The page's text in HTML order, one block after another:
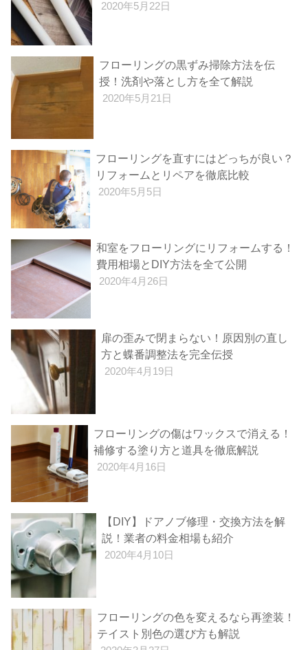
2020年5月22日
フローリングの黒ずみ掃除方法を伝
授！洗剤や落とし方を全て解説
2020年5月21日
フローリングを直すにはどっちが良い？
リフォームとリペアを徹底比較
2020年5月5日
和室をフローリングにリフォームする！
費用相場とDIY方法を全て公開
2020年4月26日
扉の歪みで閉まらない！原因別の直し
方と蝶番調整法を完全伝授
2020年4月19日
フローリングの傷はワックスで消える！
補修する塗り方と道具を徹底解説
2020年4月16日
【DIY】ドアノブ修理・交換方法を解
説！業者の料金相場も紹介
2020年4月10日
フローリングの色を変えるなら再塗装！
テイスト別色の選び方も解説